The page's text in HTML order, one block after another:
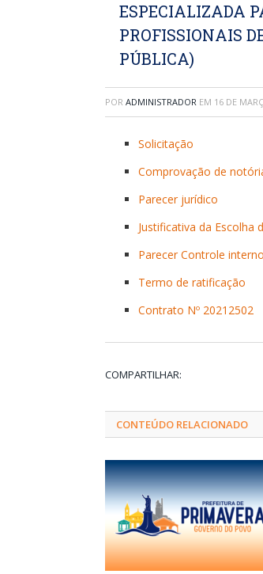
ESPECIALIZADA
PROFISSIONAIS
PÚBLICA)
POR ADMINISTRADOR EM 16 DE
Solicitação
Comprovação de
Parecer jurídico
Justificativa da Escolha
Parecer Controle interno
Termo de ratificação
Contrato Nº 20212502
COMPARTILHAR:
CONTEÚDO RELACIONADO